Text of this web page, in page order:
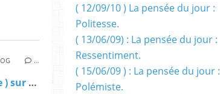
…
« Archipels » ( 3 ème partie ) sur Guadeloupe 1ère ( 27 mars 2013 ) : Nos ancêtres les Gaulois, par Edouard Boulogne.
( 12/09/10 ) La pensée du jour :
Politesse.
( 13/06/09) : La pensée du jour :
Ressentiment.
( 15/06/09 ) : La pensée du jour :
Polémiste.